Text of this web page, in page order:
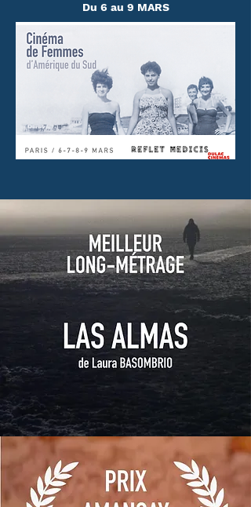
Du 6 au 9 MARS